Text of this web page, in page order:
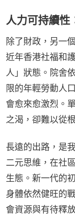
人力可持續性
除了財政，另一
近年香港社福和
人」狀態。院舍
限的年輕勞動人
會愈來愈激烈。
之渴，卻難以從
長遠的出路，是
二元思維，在社
生態。新一代的
身體依然健旺的
會資源與有待釋